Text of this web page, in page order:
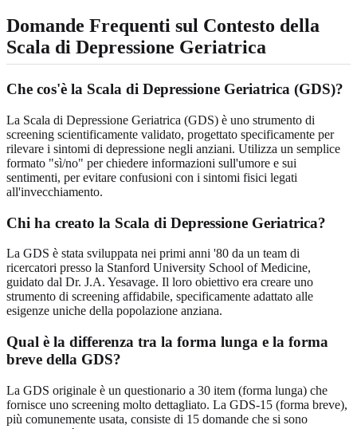
Domande Frequenti sul Contesto della
Scala di Depressione Geriatrica
Che cos'è la Scala di Depressione Geriatrica (GDS)?
La Scala di Depressione Geriatrica (GDS) è uno strumento di
screening scientificamente validato, progettato specificamente per
rilevare i sintomi di depressione negli anziani. Utilizza un semplice
formato "sì/no" per chiedere informazioni sull'umore e sui
sentimenti, per evitare confusioni con i sintomi fisici legati
all'invecchiamento.
Chi ha creato la Scala di Depressione Geriatrica?
La GDS è stata sviluppata nei primi anni '80 da un team di
ricercatori presso la Stanford University School of Medicine,
guidato dal Dr. J.A. Yesavage. Il loro obiettivo era creare uno
strumento di screening affidabile, specificamente adattato alle
esigenze uniche della popolazione anziana.
Qual è la differenza tra la forma lunga e la forma
breve della GDS?
La GDS originale è un questionario a 30 item (forma lunga) che
fornisce uno screening molto dettagliato. La GDS-15 (forma breve),
più comunemente usata, consiste di 15 domande che si sono